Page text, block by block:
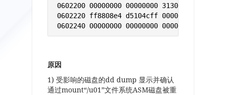
0602200 00000000 00000000 3130752f
0602220 ff8808e4 d5104cff 000000ac
0602240 00000000 00000000 00000000
原因
1) 受影响的磁盘的dd dump 显示并确认
通过mount“/u01”文件系统ASM磁盘被重